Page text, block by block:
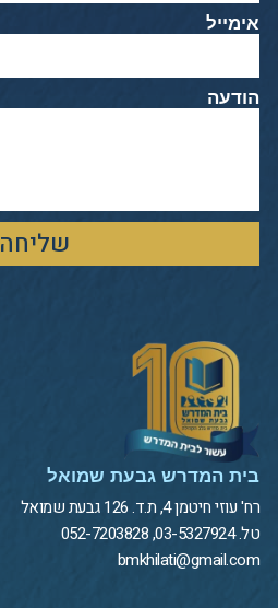
אימייל
הודעה
שליחה
בית המדרש גבעת שמואל
רח' עוזי חיטמן 4, ת.ד. 126 גבעת שמואל
טל. 03-5327924, 052-7203828
bmkhilati@gmail.com